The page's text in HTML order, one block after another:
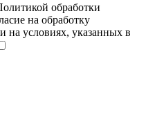
обработки
на обработку
на условиях, указанных в